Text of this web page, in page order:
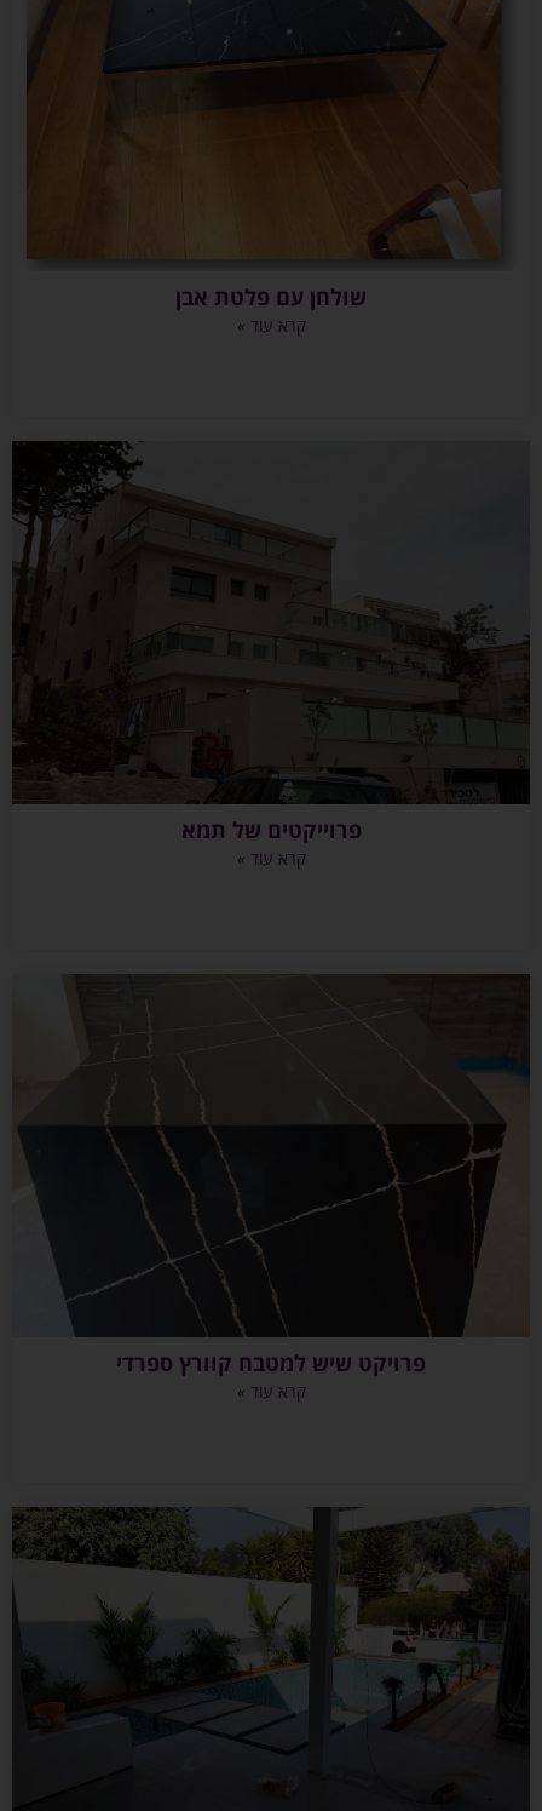
שולחן עם פלטת אבן
קרא עוד »
פרוייקטים של תמא
קרא עוד »
פרויקט שיש למטבח קוורץ ספרדי
קרא עוד »